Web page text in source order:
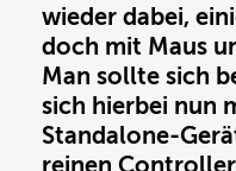
wieder dabei,
doch mit Maus
Man sollte sich
sich hierbei nun
Standalone-